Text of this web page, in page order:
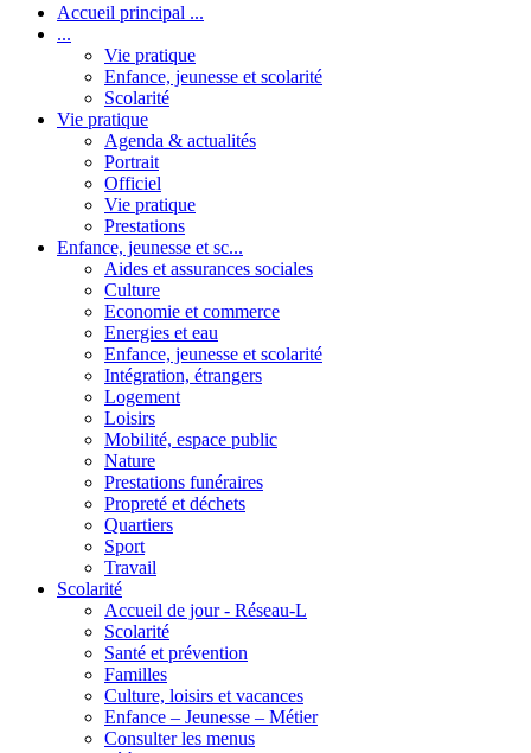
Accueil principal ...
...
Vie pratique
Enfance, jeunesse et scolarité
Scolarité
Vie pratique
Agenda & actualités
Portrait
Officiel
Vie pratique
Prestations
Enfance, jeunesse et sc...
Aides et assurances sociales
Culture
Economie et commerce
Energies et eau
Enfance, jeunesse et scolarité
Intégration, étrangers
Logement
Loisirs
Mobilité, espace public
Nature
Prestations funéraires
Propreté et déchets
Quartiers
Sport
Travail
Scolarité
Accueil de jour - Réseau-L
Scolarité
Santé et prévention
Familles
Culture, loisirs et vacances
Enfance – Jeunesse – Métier
Consulter les menus